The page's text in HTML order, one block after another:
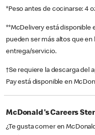
*Peso antes de cocinarse: 4
**McDelivery está disponible
pueden ser más altos que
entrega/servicio.
†Se requiere la descarga del
Pay está disponible en
McDonald's Careers
¿Te gusta comer en